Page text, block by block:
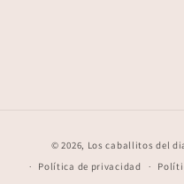
© 2026, Los caballitos del
Política de privacidad